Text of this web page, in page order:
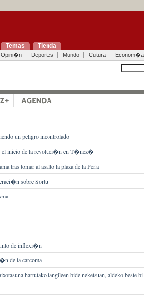
Temas Tienda
Opini�n Deportes Mundo Cultura Econom�a
un peligro incontrolado
inicio de la revoluci�n en T�nez�
tras tomar al asalto la plaza de la Perla
sobre Sortu
de inflexi�n
de la carcoma
hartutako langileen bide neketsuan, aldeko beste bi